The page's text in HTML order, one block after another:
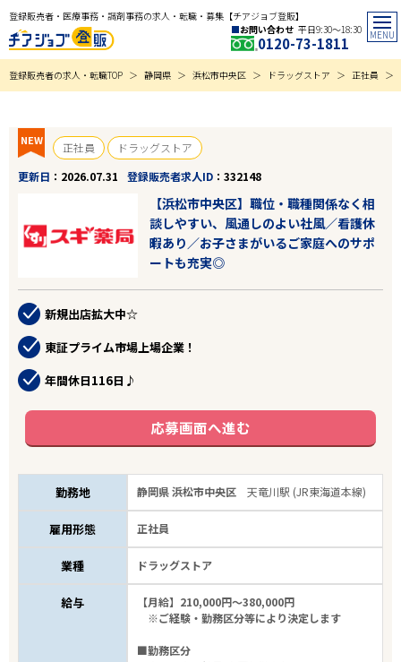
登録販売者・医療事務・調剤事務の求人・転職・募集【チアジョブ登販】
お問い合わせ 平日9:30〜18:30
0120-73-1811
登録販売者の求人・転職TOP 静岡県 浜松市中央区 ドラッグストア 正社員
NEW 正社員
ドラッグストア
更新日
2026.07.31 登録販売者求人ID 332148
【浜松市中央区】職位・職種関係なく相
談しやすい、風通しのよい社風／看護休
暇あり／お子さまがいるご家庭へのサポ
ートも充実◎
新規出店拡大中☆
東証プライム市場上場企業！
年間休日116日♪
応募画面へ進む
勤務地 静岡県 浜松市中央区天竜川駅 (JR東海道本線)
雇用形態 正社員
業種 ドラッグストア
給与
【月給】210,000円～380,000円
※ご経験・勤務区分等により決定します
■勤務区分